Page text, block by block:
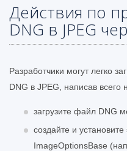
Действия по
DNG в JPEG
Разработчики могут легко
DNG в JPEG, написав всего
загрузите файл DNG
создайте и
ImageOptionsBase